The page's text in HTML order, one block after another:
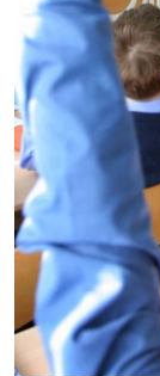
No